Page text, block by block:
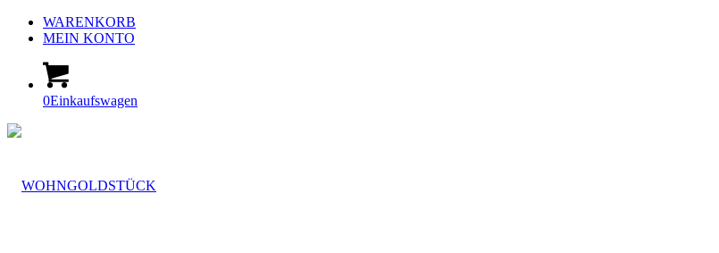
WARENKORB
MEIN KONTO
0Einkaufswagen